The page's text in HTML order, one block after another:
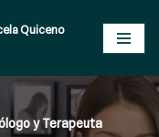
Quiceno
y Terapeuta